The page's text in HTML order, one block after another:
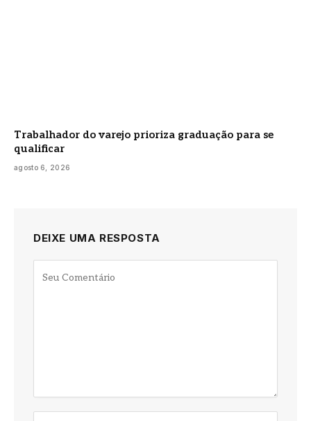
Trabalhador do varejo prioriza graduação para se
qualificar
agosto 6, 2026
DEIXE UMA RESPOSTA